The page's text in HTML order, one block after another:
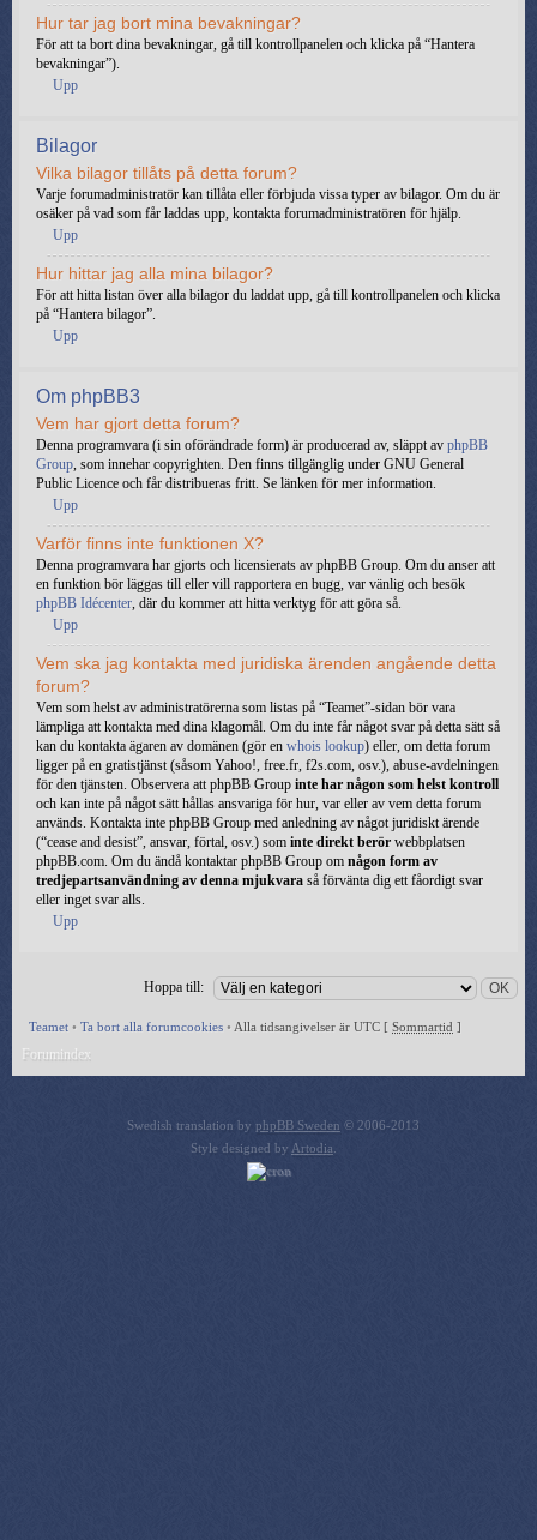
Hur tar jag bort mina bevakningar?
För att ta bort dina bevakningar, gå till kontrollpanelen och klicka på “Hantera
bevakningar”).
Upp
Bilagor
Vilka bilagor tillåts på detta forum?
Varje forumadministratör kan tillåta eller förbjuda vissa typer av bilagor. Om du är
osäker på vad som får laddas upp, kontakta forumadministratören för hjälp.
Upp
Hur hittar jag alla mina bilagor?
För att hitta listan över alla bilagor du laddat upp, gå till kontrollpanelen och klicka
på “Hantera bilagor”.
Upp
Om phpBB3
Vem har gjort detta forum?
Denna programvara (i sin oförändrade form) är producerad av, släppt av phpBB
Group, som innehar copyrighten. Den finns tillgänglig under GNU General
Public Licence och får distribueras fritt. Se länken för mer information.
Upp
Varför finns inte funktionen X?
Denna programvara har gjorts och licensierats av phpBB Group. Om du anser att
en funktion bör läggas till eller vill rapportera en bugg, var vänlig och besök
phpBB Idécenter, där du kommer att hitta verktyg för att göra så.
Upp
Vem ska jag kontakta med juridiska ärenden angående detta
forum?
Vem som helst av administratörerna som listas på “Teamet”-sidan bör vara
lämpliga att kontakta med dina klagomål. Om du inte får något svar på detta sätt så
kan du kontakta ägaren av domänen (gör en whois lookup) eller, om detta forum
ligger på en gratistjänst (såsom Yahoo!, free.fr, f2s.com, osv.), abuse-avdelningen
för den tjänsten. Observera att phpBB Group inte har någon som helst kontroll
och kan inte på något sätt hållas ansvariga för hur, var eller av vem detta forum
används. Kontakta inte phpBB Group med anledning av något juridiskt ärende
(“cease and desist”, ansvar, förtal, osv.) som inte direkt berör webbplatsen
phpBB.com. Om du ändå kontaktar phpBB Group om någon form av
tredjepartsanvändning av denna mjukvara så förvänta dig ett fåordigt svar
eller inget svar alls.
Upp
Hoppa till:
Teamet • Ta bort alla forumcookies • Alla tidsangivelser är UTC [ Sommartid ]
Forumindex
Swedish translation by phpBB Sweden © 2006-2013
Style designed by Artodia